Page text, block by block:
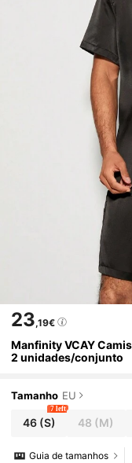
23,19€
Manfinity VCAY
2 unidades/conjunto
Tamanho EU
46(S)
7 left
48 (M)
Guia de tamanhos